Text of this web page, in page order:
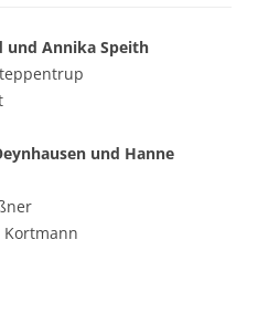
und Annika Speith
und Hanne
Kortmann